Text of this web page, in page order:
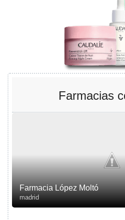
Farmacias
Farmacia López Moltó
madrid